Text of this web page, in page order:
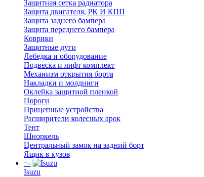
Защитная сетка радиатора
Защита двигателя, РК И КПП
Защита заднего бампера
Защита переднего бампера
Коврики
Защитные дуги
Лебедка и оборудование
Подвеска и лифт комплект
Механизм открытия борта
Накладки и молдинги
Оклейка защитной пленкой
Пороги
Прицепные устройства
Расширители колесных арок
Тент
Шноркель
Центральный замок на задний борт
Ящик в кузов
+-
Isuzu